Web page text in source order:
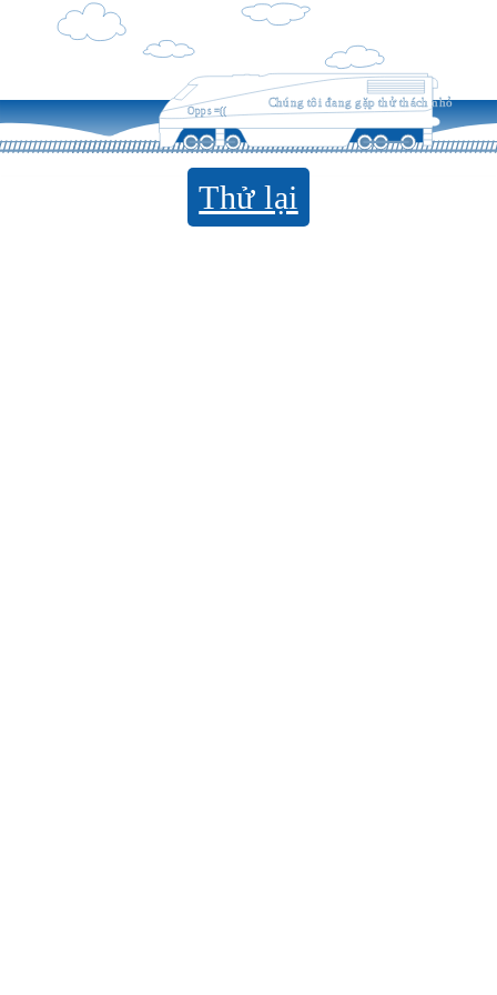
Opps =((
Chúng tôi đang gặp thử thách nhỏ
Thử lại